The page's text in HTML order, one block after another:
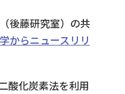
後藤研究室）の共
からニュースリリ
酸化炭素法を利用